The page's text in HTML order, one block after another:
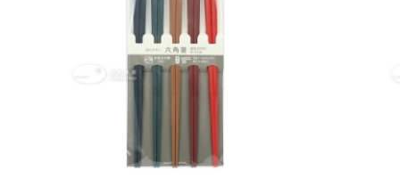
Facebook